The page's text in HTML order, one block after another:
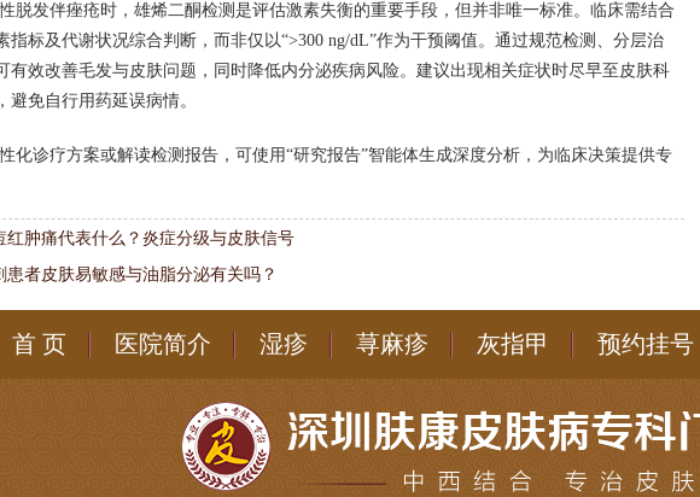
脱发伴痤疮时，雄烯二酮检测是评估激素失衡的重要手段，但并非唯一标准。临床需结合
指标及代谢状况综合判断，而非仅以“>300 ng/dL”作为干预阈值。通过规范检测、分层治
有效改善毛发与皮肤问题，同时降低内分泌疾病风险。建议出现相关症状时尽早至皮肤科
避免自行用药延误病情。
化诊疗方案或解读检测报告，可使用“研究报告”智能体生成深度分析，为临床决策提供专
红肿痛代表什么？炎症分级与皮肤信号
患者皮肤易敏感与油脂分泌有关吗？
首 页 医院简介 湿疹 荨麻疹 灰指甲 预约挂号